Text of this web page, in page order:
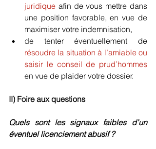
juridique afin de vous mettre dans
une position favorable, en vue de
maximiser votre indemnisation,
résoudre la situation à l’amiable ou
saisir le conseil de prud’hommes
en vue de plaider votre dossier.
II) Foire aux questions
Quels sont les signaux faibles d’un
éventuel licenciement abusif ?